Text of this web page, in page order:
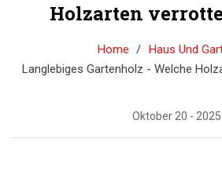
Holzarten
Home
Haus Und
Langlebiges Gartenholz - Welche
Oktober 20 - 2025